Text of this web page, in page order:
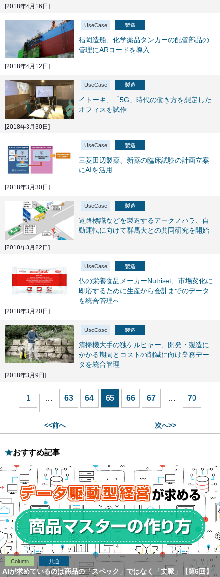
[2018年4月16日]
UseCase 製造
福岡造船、化学薬品タンカーの配管部品の
管理にARコードを導入
[2018年4月12日]
UseCase 製造
イトーキ、「5G」時代の働き方を想定した
オフィスを試作
[2018年3月30日]
UseCase 製造
三菱田辺製薬、新薬の臨床試験の計画立案
にAIを活用
[2018年3月30日]
UseCase 製造
道路標識などを製造するアークノハラ、自
動運転に向けて群馬大との共同研究を開始
[2018年3月22日]
UseCase 製造
仏の栄養食品メーカーNutriset、市場変化に
即応するために生産から会計までのデータ
を統合管理へ
[2018年3月20日]
UseCase 製造
清掃機大手の独ケルヒャー、開発・製造に
かかる期間とコストの削減に向け業務デー
タを統合管理
[2018年3月9日]
<<前へ
1 … 63 64 65 66 67 … 70
次へ>>
おすすめ記事
Column 共通
AIが求めているのは商品の「スペック」ではなく「文脈」【第6回】